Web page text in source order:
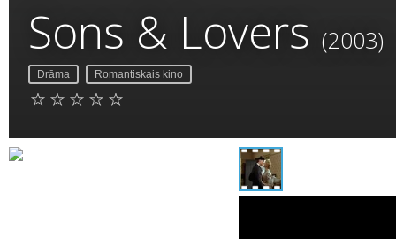
Sons & Lovers (2003)
Drāma Romantiskais kino